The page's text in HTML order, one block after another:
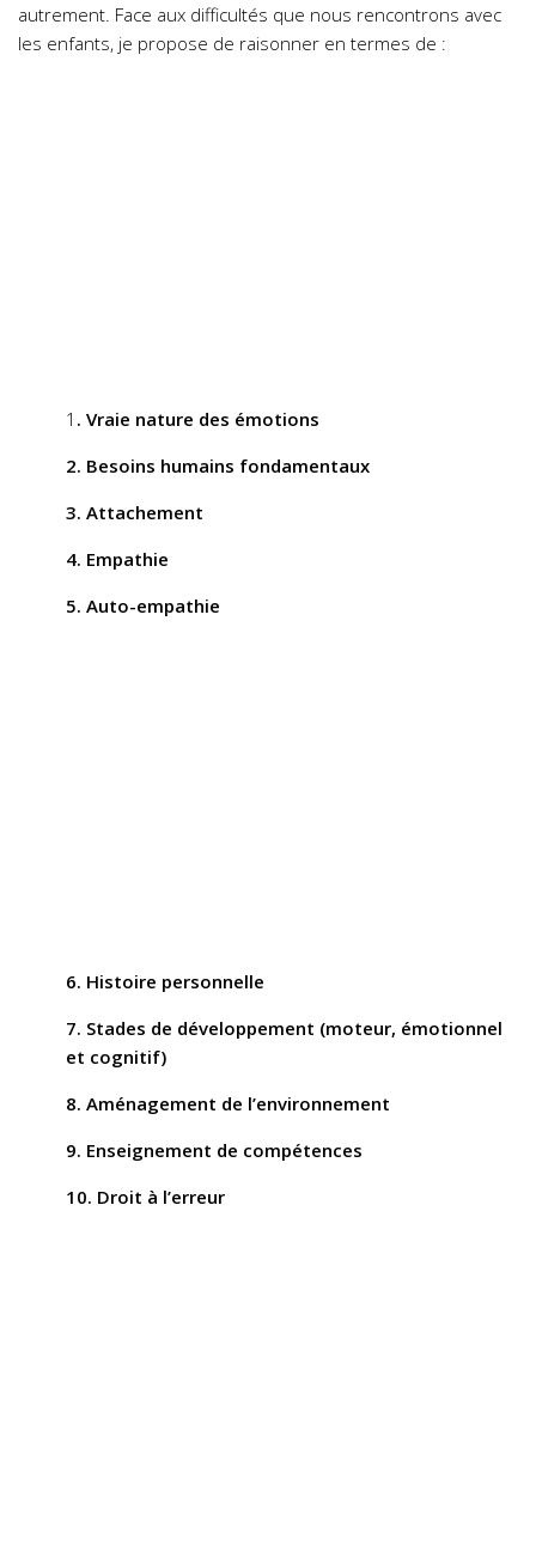
autrement. Face aux difficultés que nous rencontrons avec
les enfants, je propose de raisonner en termes de :
1 . Vraie nature des émotions
2. Besoins humains fondamentaux
3. Attachement
4. Empathie
5. Auto-empathie
6. Histoire personnelle
7. Stades de développement (moteur, émotionnel
et cognitif)
8. Aménagement de l’environnement
9. Enseignement de compétences
10. Droit à l’erreur